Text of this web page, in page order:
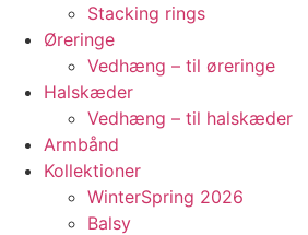
Stacking rings
Øreringe
Vedhæng – til øreringe
Halskæder
Vedhæng – til halskæder
Armbånd
Kollektioner
WinterSpring 2026
Balsy